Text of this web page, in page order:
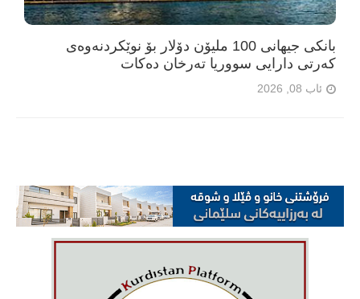
بانکی جیهانی 100 ملیۆن دۆلار بۆ نوێکردنەوەی
کەرتی دارایی سووریا تەرخان دەکات
ئاب 08, 2026